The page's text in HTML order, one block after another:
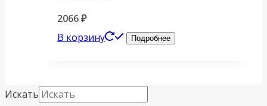
2066₽
В корзину
Подробнее
Искать